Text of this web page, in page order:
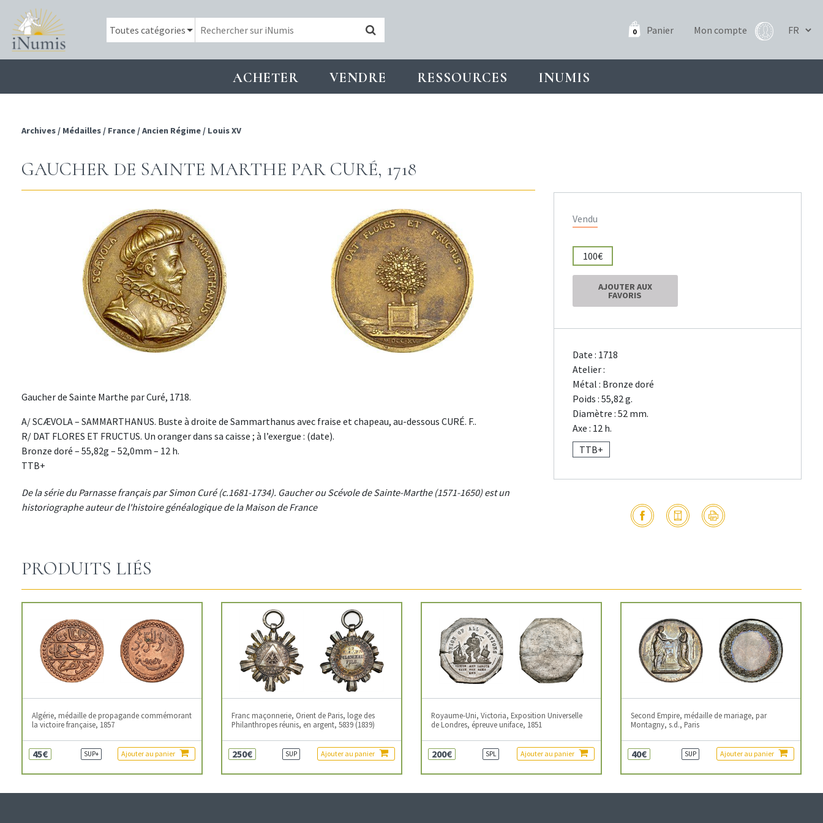
0 Panier Mon compte
ACHETER VENDRE RESSOURCES INUMIS
Archives / Médailles / France /Ancien Régime / Louis XV
GAUCHER DE SAINTE MARTHE PAR CURÉ, 1718
Gaucher de Sainte Marthe par Curé, 1718.
A/ SCÆVOLA – SAMMARTHANUS. Buste à droite de Sammarthanus avec fraise et chapeau, au-dessous CURÉ. F..
R/ DAT FLORES ET FRUCTUS. Un oranger dans sa caisse ; à l’exergue : (date).
Bronze doré – 55,82g – 52,0mm – 12 h.
TTB+
De la série du Parnasse français par Simon Curé (c.1681-1734). Gaucher ou Scévole de Sainte-Marthe (1571-1650) est un
historiographe auteur de l'histoire généalogique de la Maison de France
Vendu
100€
AJOUTER AUX
FAVORIS
Date : 1718
Atelier :
Métal : Bronze doré
Poids : 55,82 g.
Diamètre : 52 mm.
Axe : 12 h.
TTB+
PRODUITS LIÉS
Algérie, médaille de propagande commémorant
la victoire française, 1857
45€ SUP+ Ajouter au panier
Franc maçonnerie, Orient de Paris, loge des
Philanthropes réunis, en argent, 5839 (1839)
250€ SUP Ajouter au panier
Royaume-Uni, Victoria, Exposition Universelle
de Londres, épreuve uniface, 1851
200€ SPL Ajouter au panier
Second Empire, médaille de mariage, par
Montagny, s.d., Paris
40€ SUP Ajouter au panier